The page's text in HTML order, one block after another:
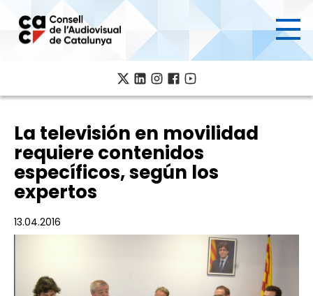
contenido
principal
La televisión en movilidad
requiere contenidos
específicos, según los
expertos
13.04.2016